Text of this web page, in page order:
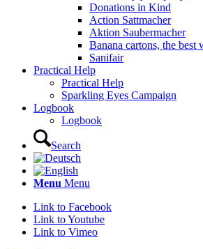
Donations in Kind
Action Sattmacher
Aktion Saubermacher
Banana cartons, the best
Sanifair
Practical Help
Practical Help
Sparkling Eyes Campaign
Logbook
Logbook
Search
Menu Menu
Link to Facebook
Link to Youtube
Link to Vimeo